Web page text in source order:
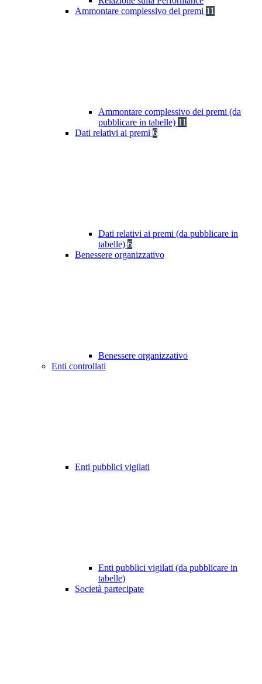
Ammontare complessivo dei premi 11
Ammontare complessivo dei premi (da
pubblicare in tabelle) 11
Dati relativi ai premi 6
Dati relativi ai premi (da pubblicare in
tabelle) 6
Benessere organizzativo
Benessere organizzativo
Enti controllati
Enti pubblici vigilati
Enti pubblici vigilati (da pubblicare in
tabelle)
Società partecipate